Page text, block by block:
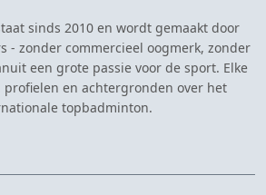
sinds 2010 en wordt gemaakt door
- zonder commercieel oogmerk, zonder
een grote passie voor de sport. Elke
en achtergronden over het
topbadminton.